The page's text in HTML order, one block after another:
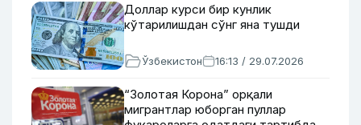
Доллар курси бир кунлик
кўтарилишдан сўнг яна тушди
Ўзбекистон 16:13 / 29.07.2026
“Золотая Корона” орқали
мигрантлар юборган пуллар